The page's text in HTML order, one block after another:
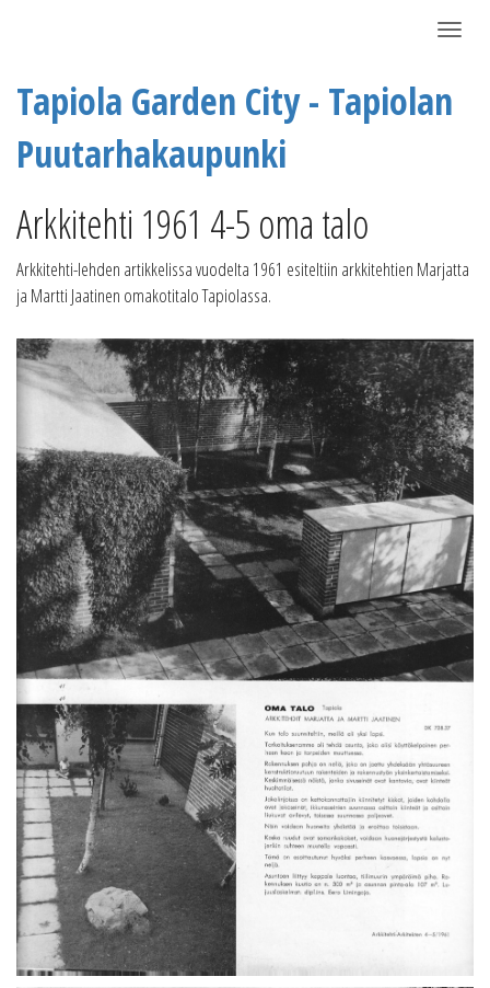
Tapiola Garden City - Tapiolan
Puutarhakaupunki
Arkkitehti 1961 4-5 oma talo
Arkkitehti-lehden artikkelissa vuodelta 1961 esiteltiin arkkitehtien Marjatta
ja Martti Jaatinen omakotitalo Tapiolassa.